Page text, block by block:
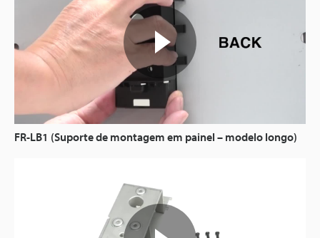
FR-LB1 (Suporte de montagem em painel – modelo longo)